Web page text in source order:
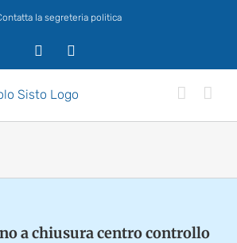
la segreteria politica
a chiusura centro controllo